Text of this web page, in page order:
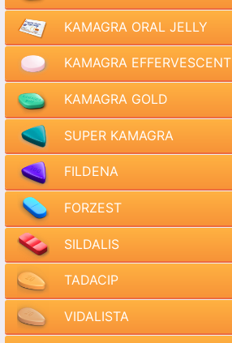
KAMAGRA ORAL JELLY
KAMAGRA EFFERVESCENT
KAMAGRA GOLD
SUPER KAMAGRA
FILDENA
FORZEST
SILDALIS
TADACIP
VIDALISTA